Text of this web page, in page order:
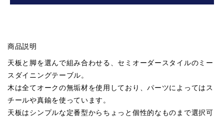
商品説明
天板と脚を選んで組み合わせる、セミオーダースタイルのミー
スダイニングテーブル。
木は全てオークの無垢材を使用しており、パーツによってはス
チールや真鍮を使っています。
天板はシンプルな定番型からちょっと個性的なものまで選択可